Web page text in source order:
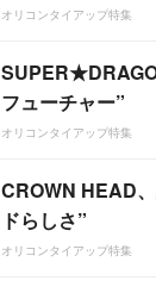
オリコンタイアップ特集
フューチャー”
オリコンタイアップ特集
CROWN HEAD
ドらしさ”
オリコンタイアップ特集